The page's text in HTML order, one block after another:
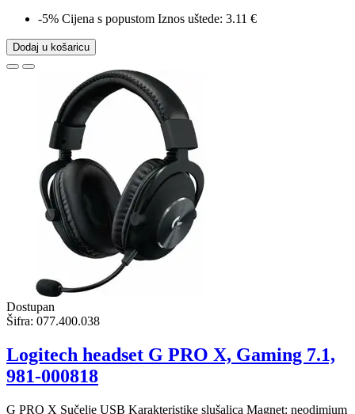
-5% Cijena s popustom Iznos uštede: 3.11 €
Dodaj u košaricu
Dostupan
Šifra: 077.400.038
Logitech headset G PRO X, Gaming 7.1,
981-000818
G PRO X Sučelje USB Karakteristike slušalica Magnet: neodimium